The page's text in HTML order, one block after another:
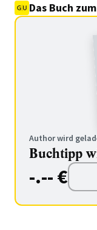
Das Buch
Author wird
Buchtipp
-.-- €